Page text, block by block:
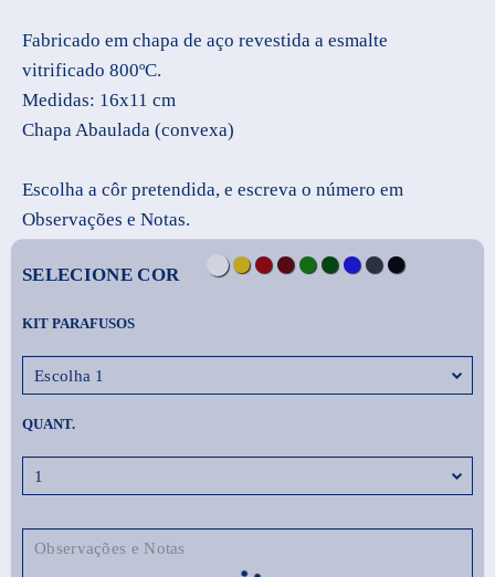
Fabricado em chapa de aço revestida a esmalte
vitrificado 800ºC.
Medidas: 16x11 cm
Chapa Abaulada (convexa)
Escolha a côr pretendida, e escreva o número em
Observações e Notas.
SELECIONE COR
KIT PARAFUSOS
QUANT.